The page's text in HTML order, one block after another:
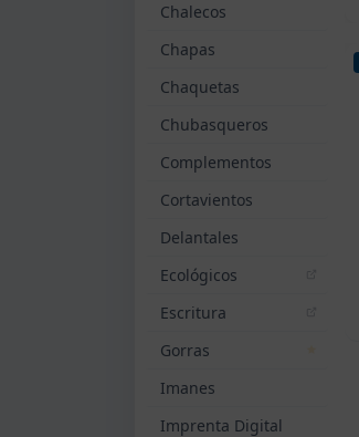
Chalecos
Chapas
Chaquetas
Chubasqueros
Complementos
Cortavientos
Delantales
Ecológicos
Escritura
Gorras
Imanes
Imprenta Digital